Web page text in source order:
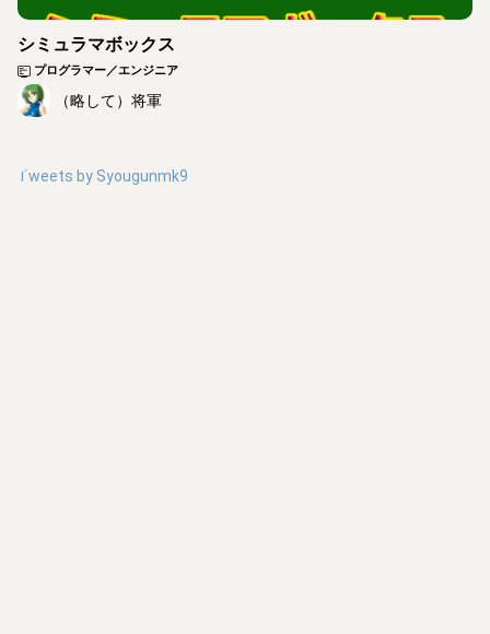
シミュラマボックス
プログラマー／エンジニア
（略して）将軍
Tweets by Syougunmk9